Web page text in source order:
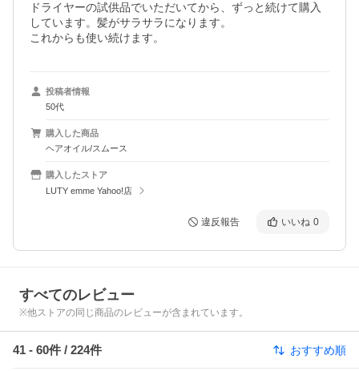
ドライヤーの試供品でいただいてから、ずっと続けて購入
しています。髪がサラサラになります。
これからも使い続けます。
投稿者情報
50代
購入した商品
ヘアオイル/スムース
購入したストア
LUTY emme Yahoo!店
違反報告 いいね 0
すべてのレビュー
※他ストアの同じ商品のレビューが含まれています。
41 - 60件 / 224件 おすすめ順